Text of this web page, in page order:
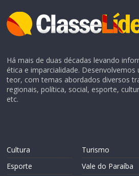
Há mais de duas décadas levando
ética e imparcialidade.
teor, com temas abordados diversos
regionais, política, social, esporte,
etc.
Cultura
Esporte
Turismo
Vale do Paraíba